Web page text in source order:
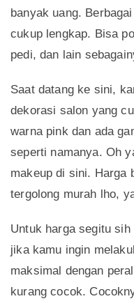
banyak uang.
cukup lengkap. Bisa
pedi, dan lain
Saat datang ke sini,
dekorasi salon yang
warna pink dan ada
seperti namanya. Oh
makeup di sini. Harga
tergolong murah lho,
Untuk harga segitu
jika kamu ingin
maksimal dengan
kurang cocok.